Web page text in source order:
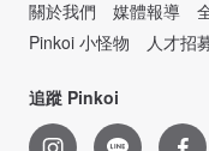
關於我們
媒體報導
Pinkoi 小怪物
人才招
追蹤 Pinkoi